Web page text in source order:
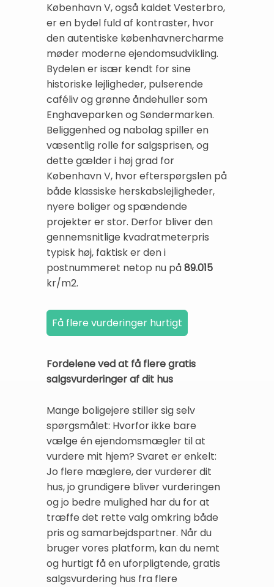
København V, også kaldet Vesterbro,
er en bydel fuld af kontraster, hvor
den autentiske københavnercharme
møder moderne ejendomsudvikling.
Bydelen er især kendt for sine
historiske lejligheder, pulserende
caféliv og grønne åndehuller som
Enghaveparken og Søndermarken.
Beliggenhed og nabolag spiller en
væsentlig rolle for salgsprisen, og
dette gælder i høj grad for
København V, hvor efterspørgslen på
både klassiske herskabslejligheder,
nyere boliger og spændende
projekter er stor. Derfor bliver den
gennemsnitlige kvadratmeterpris
typisk høj, faktisk er den i
postnummeret netop nu på89.015
kr/m2.
Fordelene ved at få flere gratis
salgsvurderinger af dit hus
Mange boligejere stiller sig selv
spørgsmålet: Hvorfor ikke bare
vælge én ejendomsmægler til at
vurdere mit hjem? Svaret er enkelt:
Jo flere mæglere, der vurderer dit
hus, jo grundigere bliver vurderingen
og jo bedre mulighed har du for at
træffe det rette valg omkring både
pris og samarbejdspartner. Når du
bruger vores platform, kan du nemt
og hurtigt få en uforpligtende, gratis
salgsvurdering hus fra flere